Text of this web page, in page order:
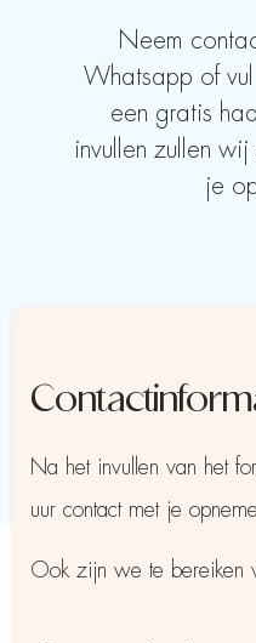
Neem
Whatsapp of
een gratis
invullen zullen
je
Na het invullen van het
uur contact met je
Ook zijn we te bereiken